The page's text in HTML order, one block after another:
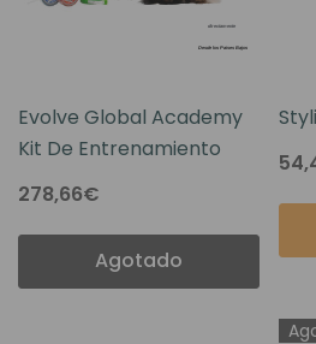
Evolve Global Academy
Kit De Entrenamiento
278,66€
Agotado